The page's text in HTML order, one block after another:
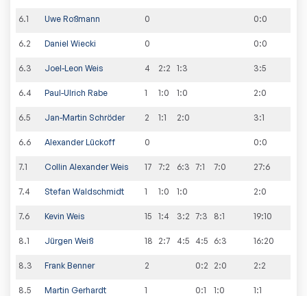
6.1 Uwe Roßmann 0 0:0
6.2 Daniel Wiecki 0 0:0
6.3 Joel-Leon Weis 4 2:2 1:3 3:5
6.4 Paul-Ulrich Rabe 1 1:0 1:0 2:0
6.5 Jan-Martin Schröder 2 1:1 2:0 3:1
6.6 Alexander Lückoff 0 0:0
7.1 Collin Alexander Weis 17 7:2 6:3 7:1 7:0 27:6
7.4 Stefan Waldschmidt 1 1:0 1:0 2:0
7.6 Kevin Weis 15 1:4 3:2 7:3 8:1 19:10
8.1 Jürgen Weiß 18 2:7 4:5 4:5 6:3 16:20
8.3 Frank Benner 2 0:2 2:0 2:2
8.5 Martin Gerhardt 1 0:1 1:0 1:1